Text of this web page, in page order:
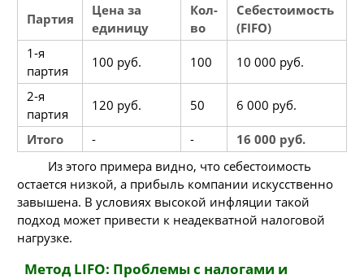
Партия
Цена за
единицу
Кол-
во
Себестоимость
(FIFO)
1-я
партия
100 руб. 100 10 000 руб.
2-я
партия
120 руб. 50 6 000 руб.
Итого - -
16 000 руб.
Из этого примера видно, что себестоимость
остается низкой, а прибыль компании искусственно
завышена. В условиях высокой инфляции такой
подход может привести к неадекватной налоговой
нагрузке.
Метод LIFO: Проблемы с налогами и